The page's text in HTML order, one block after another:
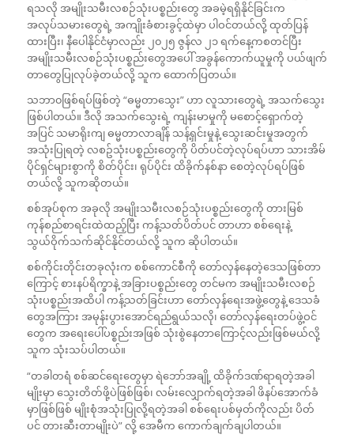
ရသလို အမျိုးသမီးလစဉ်သုံးပစ္စည်းတွေ အခမဲ့ရရှိနိုင်ခြင်းက
အလုပ်သမားတွေရဲ့ အကျိုးခံစားခွင့်ထဲမှာ ပါဝင်တယ်လို့ ထုတ်ပြန်
ထားပြီး၊ နီပေါနိုင်ငံမှာလည်း ၂၀၂၅ ဇွန်လ ၂၁ ရက်နေ့ကစတင်ပြီး
အမျိုးသမီးလစဉ်သုံးပစ္စည်းတွေအပေါ် အခွန်ကောက်ယူမှုကို ပယ်ဖျက်
တာတွေပြုလုပ်ခဲ့တယ်လို့ သူက ထောက်ပြတယ်။
သဘာ၀ဖြစ်ရပ်ဖြစ်တဲ့ “ဓမ္မတာသွေး” ဟာ လူသားတွေရဲ့ အသက်သွေး
ဖြစ်ပါတယ်။ ဒီလို အသက်သွေးရဲ့ ကျန်းမာမှုကို မစောင့်ရှောက်တဲ့
အပြင် သမာရိုးကျ ဓမ္မတာလာချိန် သန့်ရှင်းမှုနဲ့ သွေးဆင်းမှုအတွက်
အသုံးပြုရတဲ့ လစဥ်သုံးပစ္စည်းတွေကို ပိတ်ပင်တဲ့လုပ်ရပ်ဟာ သားအိမ်
ပိုင်ရှင်များစွာကို စိတ်ပိုင်း၊ ရုပ်ပိုင်း ထိခိုက်နစ်နာ စေတဲ့လုပ်ရပ်ဖြစ်
တယ်လို့ သူကဆိုတယ်။
စစ်အုပ်စုက အခုလို အမျိုးသမီးလစဉ်သုံးပစ္စည်းတွေကို တားမြစ်
ကုန်စည်စာရင်းထဲထည့်ပြီး ကန့်သတ်ပိတ်ပင် တာဟာ စစ်ရေးနဲ့
သွယ်ဝိုက်သက်ဆိုင်နိုင်တယ်လို့ သူက ဆိုပါတယ်။
စစ်ကိုင်းတိုင်းတခုလုံးက စစ်ကောင်စီကို တော်လှန်နေတဲ့ဒေသဖြစ်တာ
ကြောင့် စားနပ်ရိက္ခာနဲ့ အခြားပစ္စည်းတွေ တင်မက အမျိုးသမီးလစဉ်
သုံးပစ္စည်းအထိပါ ကန့်သတ်ခြင်းဟာ တော်လှန်ရေးအဖွဲ့တွေနဲ့ ဒေသခံ
တွေအကြား အမုန်းပွားအောင်ရည်ရွယ်သလို၊ တော်လှန်ရေးတပ်ဖွဲ့ဝင်
တွေက အရေးပေါ်ပစ္စည်းအဖြစ် သုံးစွဲနေတာကြောင့်လည်းဖြစ်မယ်လို့
သူက သုံးသပ်ပါတယ်။
“တခါတရံ စစ်ဆင်ရေးတွေမှာ ရဲဘော်အချို့ ထိခိုက်ဒဏ်ရာရတဲ့အခါ
မျိုးမှာ သွေးတိတ်ဖို့ပဲဖြစ်ဖြစ်၊ လမ်းလျှောက်ရတဲ့အခါ ဖိနပ်အောက်ခံ
မှာဖြစ်ဖြစ် မျိုးစုံအသုံးပြုလို့ရတဲ့အခါ စစ်ရေးပစ်မှတ်ကိုလည်း ပိတ်
ပင် တားဆီးတာမျိုးပဲ” လို့ အေမီက ကောက်ချက်ချပါတယ်။